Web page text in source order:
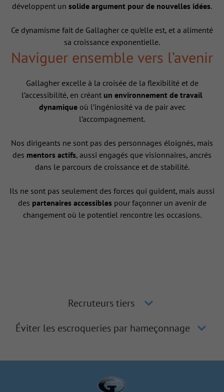
développent un solide argument pour de nouvelles idées.
Ce dynamisme fait de Gallagher ce qu’elle est, et a alimenté
sa croissance exponentielle.
Naviguer ensemble vers l’avenir
Gallagher excelle à la croisée de la flexibilité et de
l’accessibilité, en créant un environnement de travail
dynamique où l’ingéniosité va de pair avec
l’accompagnement.
Nos dirigeants ne sont pas des personnages éloignés, mais
des mentors actifs, aussi engagés que visionnaires, ancrés
dans le parcours de croissance et de stabilité.
Ils ne sont pas seulement des forces qui guident, mais aussi
des partenaires accessiblespour façonner un avenir de
changement où le potentiel rencontre les occasions.
Recruteurs tiers
Éviter les escroqueries par hameçonnage